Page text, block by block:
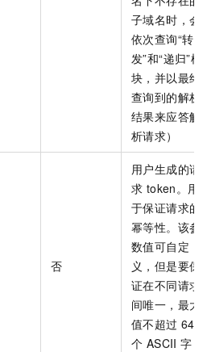
子域名时，会
依次查询“转
发”和“递归”模
块，并以最终
查询到的解析
结果来应答解
析请求）
否
用户生成的请
求 token。用
于保证请求的
幂等性。该参
数值可自定
义，但是要保
证在不同请求
间唯一，最大
值不超过 64
个 ASCII 字